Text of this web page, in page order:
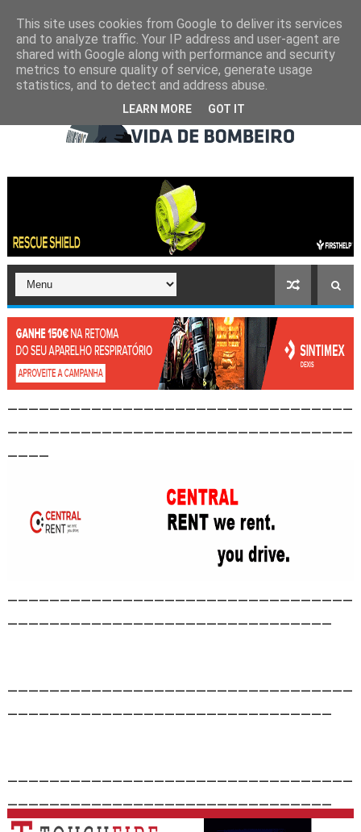
This site uses cookies from Google to deliver its services
and to analyze traffic. Your IP address and user-agent are
shared with Google along with performance and security
metrics to ensure quality of service, generate usage
statistics, and to detect and address abuse.
LEARN MORE GOT IT